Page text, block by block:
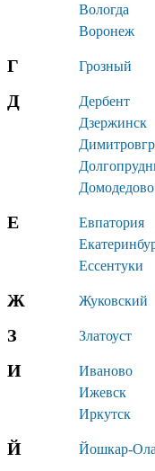
Вологда
Воронеж
Г Грозный
Д
Дербент
Дзержинск
Домодедово
Е
Евпатория
Ессентуки
Ж Жуковский
З Златоуст
И
Иваново
Ижевск
Иркутск
Й Йошкар-Ола